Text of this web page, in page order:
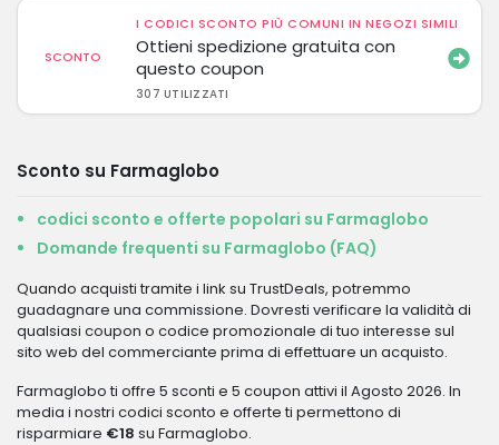
SCONTO
I CODICI SCONTO PIÙ COMUNI IN NEGOZI SIMILI
Ottieni spedizione gratuita con
questo coupon
307 UTILIZZATI
Sconto su Farmaglobo
codici sconto e offerte popolari su Farmaglobo
Domande frequenti su Farmaglobo (FAQ)
Quando acquisti tramite i link su TrustDeals, potremmo
guadagnare una commissione. Dovresti verificare la validità di
qualsiasi coupon o codice promozionale di tuo interesse sul
sito web del commerciante prima di effettuare un acquisto.
Farmaglobo ti offre 5 sconti e 5 coupon attivi il Agosto 2026. In
media i nostri codici sconto e offerte ti permettono di
risparmiare €18 su Farmaglobo.